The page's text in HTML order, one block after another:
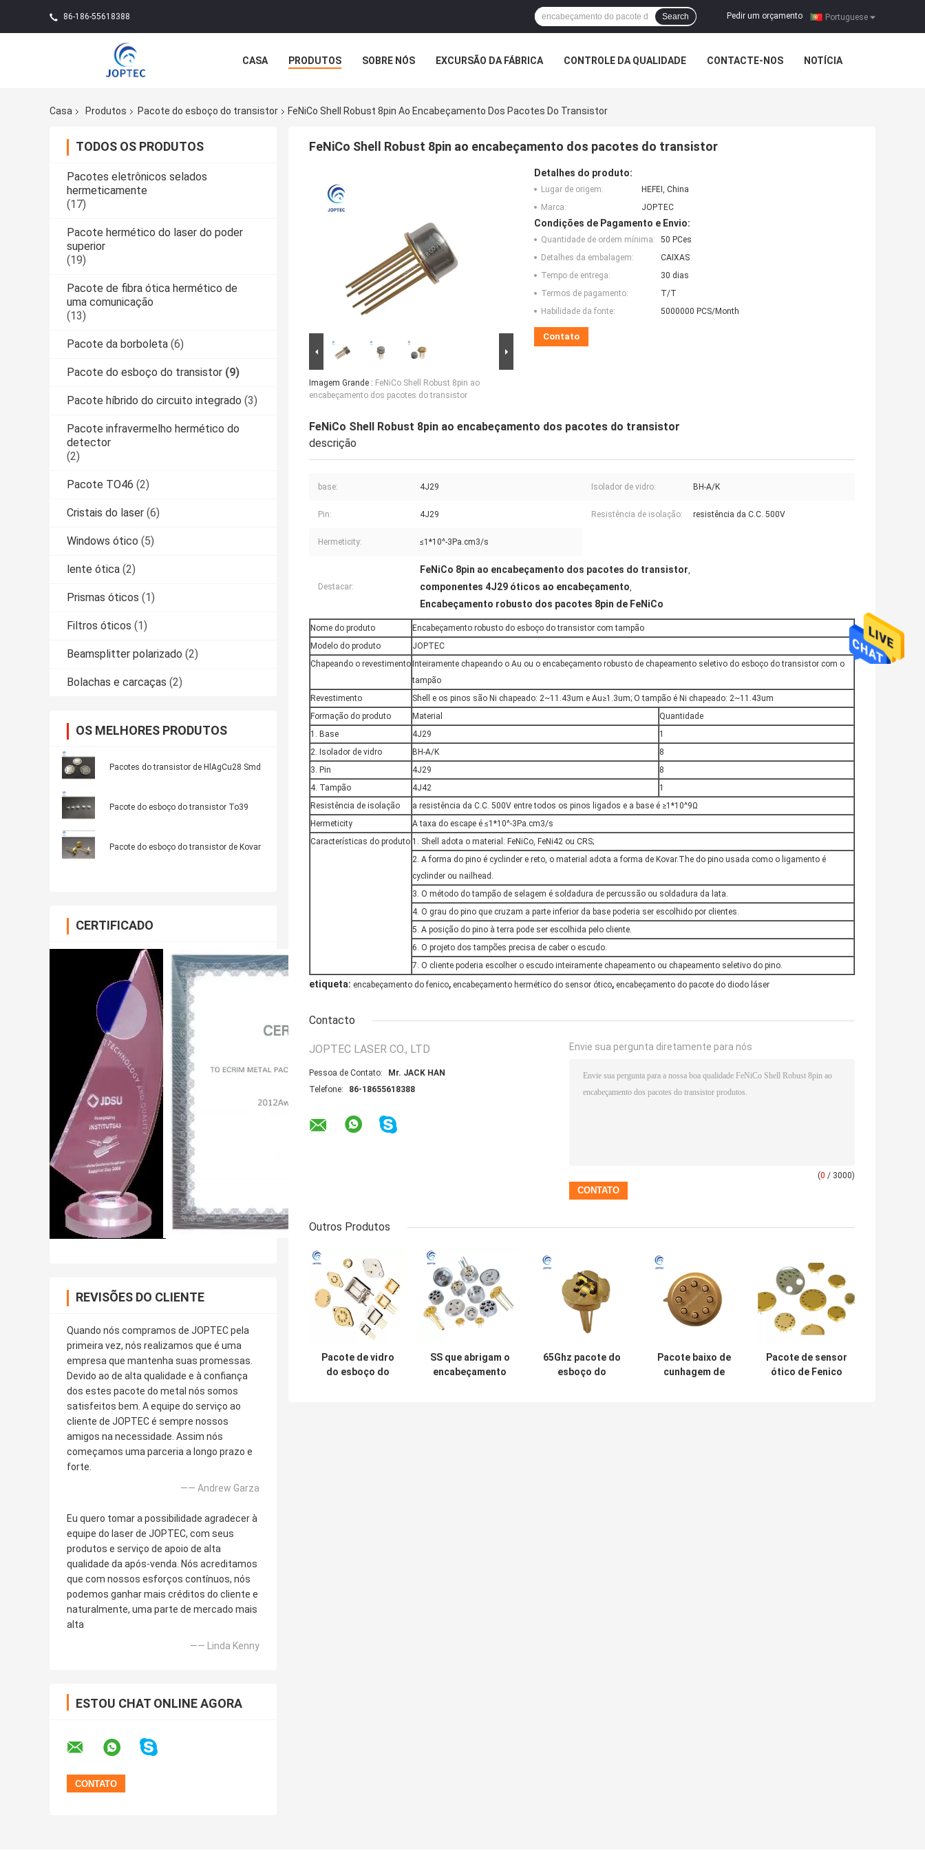
86-186-55618388 Portuguese
Pedir um orçamento |
Search
CASA PRODUTOS SOBRE NÓS EXCURSÃO DA FÁBRICA CONTROLE DA QUALIDADE CONTACTE-NOS NOTÍCIA
Casa Produtos Pacote do esboço do transistor FeNiCo Shell Robust 8pin Ao Encabeçamento Dos Pacotes Do Transistor
TODOS OS PRODUTOS
Pacotes eletrônicos selados
hermeticamente
(17)
Pacote hermético do laser do poder
superior
(19)
Pacote de fibra ótica hermético de
uma comunicação
(13)
Pacote da borboleta (6)
Pacote do esboço do transistor (9)
Pacote híbrido do circuito integrado (3)
Pacote infravermelho hermético do
detector
(2)
Pacote TO46 (2)
Cristais do laser (6)
Windows ótico (5)
lente ótica (2)
Prismas óticos (1)
Filtros óticos (1)
Beamsplitter polarizado (2)
Bolachas e carcaças (2)
OS MELHORES PRODUTOS
Pacotes do transistor de HlAgCu28 Smd
Pacote do esboço do transistor To39
Pacote do esboço do transistor de Kovar
CERTIFICADO
REVISÕES DO CLIENTE
Quando nós compramos de JOPTEC pela
primeira vez, nós realizamos que é uma
empresa que mantenha suas promessas.
Devido ao de alta qualidade e à confiança
dos estes pacote do metal nós somos
satisfeitos bem. A equipe do serviço ao
cliente de JOPTEC é sempre nossos
amigos na necessidade. Assim nós
começamos uma parceria a longo prazo e
forte.
—— Andrew Garza
Eu quero tomar a possibilidade agradecer à
equipe do laser de JOPTEC, com seus
produtos e serviço de apoio de alta
qualidade da após-venda. Nós acreditamos
que com nossos esforços contínuos, nós
podemos ganhar mais créditos do cliente e
naturalmente, uma parte de mercado mais
alta
—— Linda Kenny
ESTOU CHAT ONLINE AGORA
FeNiCo Shell Robust 8pin ao encabeçamento dos pacotes do transistor
Imagem Grande : FeNiCo Shell Robust 8pin ao
encabeçamento dos pacotes do transistor
Detalhes do produto:
Lugar de origem:
HEFEI, China
Marca:
JOPTEC
Condições de Pagamento e Envio:
Quantidade de ordem mínima:
50 PCes
Detalhes da embalagem:
CAIXAS
Tempo de entrega:
30 dias
Termos de pagamento:
T/T
Habilidade da fonte:
5000000 PCS/Month
Contato
FeNiCo Shell Robust 8pin ao encabeçamento dos pacotes do transistor
descrição
base: 4J29 Isolador de vidro: BH-A/K
Pin: 4J29 Resistência de isolação: resistência da C.C. 500V
Hermeticity: ≤1*10^-3Pa.cm3/s
Destacar:
FeNiCo 8pin ao encabeçamento dos pacotes do transistor,
componentes 4J29 óticos ao encabeçamento,
Encabeçamento robusto dos pacotes 8pin de FeNiCo
Nome do produto
Encabeçamento robusto do esboço do transistor com tampão
Modelo do produto
JOPTEC
Chapeando o revestimento Inteiramente chapeando o Au ou o encabeçamento robusto de chapeamento seletivo do esboço do transistor com o
tampão
Revestimento
Shell e os pinos são Ni chapeado: 2~11.43um e Au≥1.3um; O tampão é Ni chapeado: 2~11.43um
Formação do produto
Material
Quantidade
1. Base
4J29
1
2. Isolador de vidro
BH-A/K
8
3. Pin
4J29
8
4. Tampão
4J42
1
Resistência de isolação
a resistência da C.C. 500V entre todos os pinos ligados e a base é ≥1*10^9Ω
Hermeticity
A taxa do escape é ≤1*10^-3Pa.cm3/s
Características do produto 1. Shell adota o material: FeNiCo, FeNi42 ou CRS;
2. A forma do pino é cyclinder e reto, o material adota a forma de Kovar.The do pino usada como o ligamento é
cyclinder ou nailhead.
3. O método do tampão de selagem é soldadura de percussão ou soldadura da lata.
4. O grau do pino que cruzam a parte inferior da base poderia ser escolhido por clientes.
5. A posição do pino à terra pode ser escolhida pelo cliente.
6. O projeto dos tampões precisa de caber o escudo.
7. O cliente poderia escolher o escudo inteiramente chapeamento ou chapeamento seletivo do pino.
etiqueta: encabeçamento do fenico, encabeçamento hermético do sensor ótico, encabeçamento do pacote do diodo láser
Contacto
JOPTEC LASER CO., LTD
Pessoa de Contato:
Mr. JACK HAN
Telefone:
86-18655618388
Envie sua pergunta diretamente para nós
(0 / 3000)
Outros Produtos
Pacote de vidro
do esboço do
SS que abrigam o
encabeçamento
65Ghz pacote do
esboço do
Pacote baixo de
cunhagem de
Pacote de sensor
ótico de Fenico